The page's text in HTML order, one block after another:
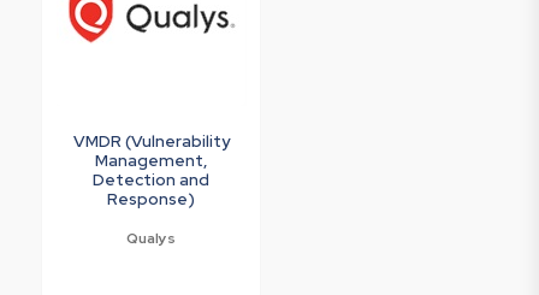
VMDR (Vulnerability
Management,
Detection and
Response)
Qualys